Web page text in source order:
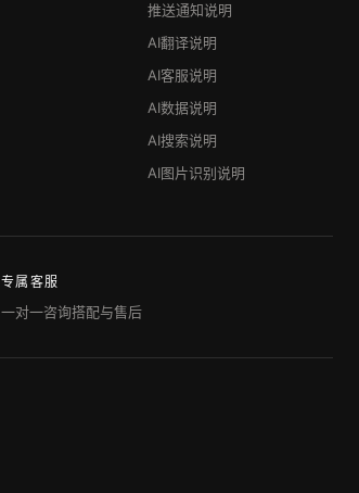
推送通知说明
AI翻译说明
AI客服说明
AI数据说明
AI搜索说明
AI图片识别说明
专属客服
一对一咨询搭配与售后